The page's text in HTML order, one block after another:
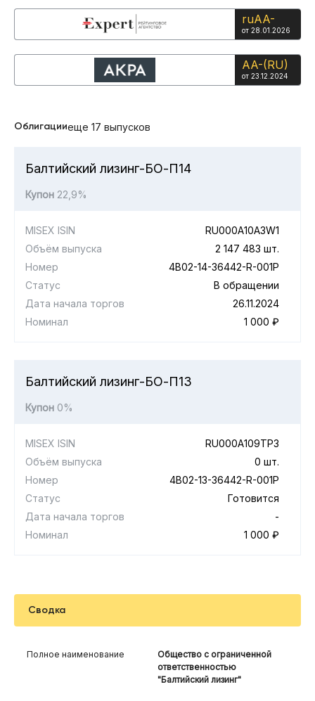
ruAA-
от 28.01.2026
AA-(RU)
от 23.12.2024
Облигацииеще 17 выпусков
Балтийский лизинг-БО-П14
Купон 22,9%
MISEX ISIN
RU000A10A3W1
Объём выпуска
2 147 483 шт.
Номер
4B02-14-36442-R-001P
Статус
В обращении
Дата начала торгов
26.11.2024
Номинал
1 000 ₽
Балтийский лизинг-БО-П13
Купон 0%
MISEX ISIN
RU000A109TP3
Объём выпуска
0 шт.
Номер
4B02-13-36442-R-001P
Статус
Готовится
Дата начала торгов
-
Номинал
1 000 ₽
Сводка
Полное наименование
Общество с ограниченной
ответственностью
"Балтийский лизинг"